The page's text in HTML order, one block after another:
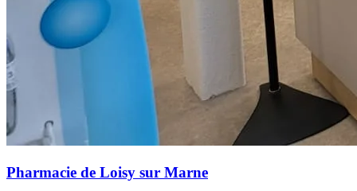
Pharmacie de Loisy sur Marne